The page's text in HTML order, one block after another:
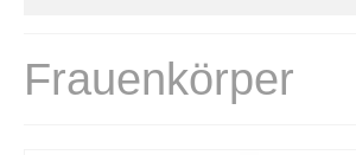
Arbeiten
Frauenkörper